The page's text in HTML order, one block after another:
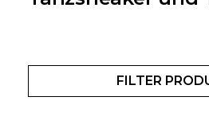
FILTER